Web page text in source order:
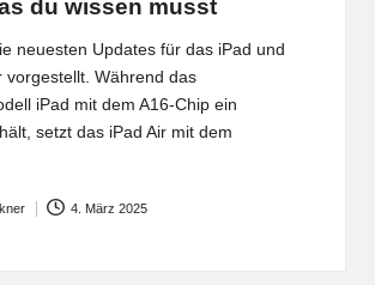
du wissen musst
neuesten Updates für das iPad und
vorgestellt. Während das
iPad mit dem A16-Chip ein
setzt das iPad Air mit dem
4. März 2025